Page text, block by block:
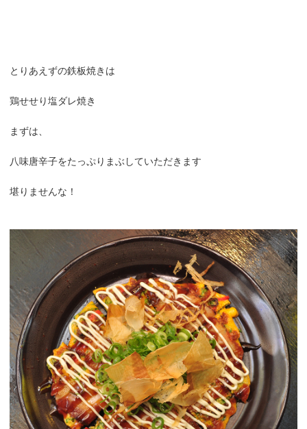
とりあえずの鉄板焼きは
鶏せせり塩ダレ焼き
まずは、
八味唐辛子をたっぷりまぶしていただきます
堪りませんな！